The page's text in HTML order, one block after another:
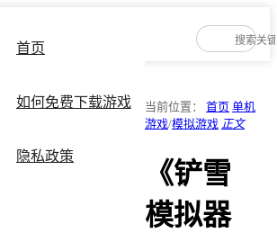
首页
如何免费下载游戏
隐私政策
当前位置： 首页 单机
游戏/模拟游戏 正文
《铲雪
模拟器